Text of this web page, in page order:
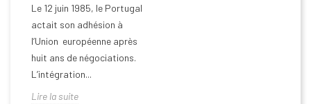
Le 12 juin 1985, le Portugal
actait son adhésion à
l’Union européenne après
huit ans de négociations.
L’intégration...
Lire la suite